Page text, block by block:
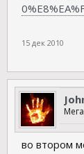
15 дек 2010
во втором